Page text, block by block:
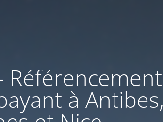
Référencement
à Antibes,